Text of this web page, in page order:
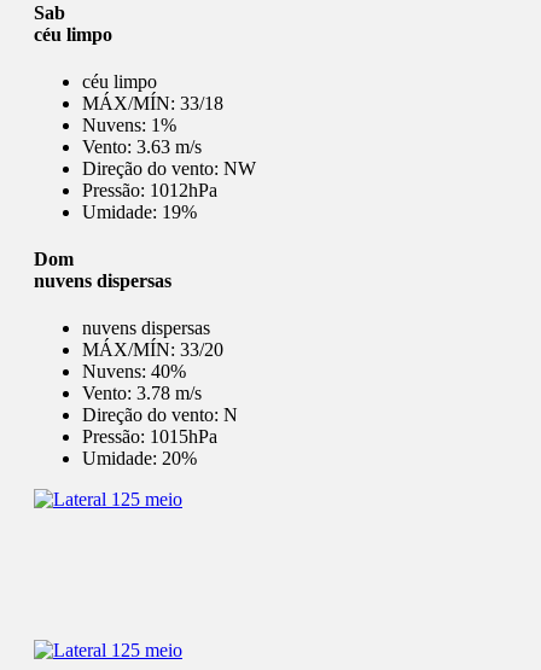
Sab
céu limpo
céu limpo
MÁX/MÍN: 33/18
Nuvens: 1%
Vento: 3.63 m/s
Direção do vento: NW
Pressão: 1012hPa
Umidade: 19%
Dom
nuvens dispersas
nuvens dispersas
MÁX/MÍN: 33/20
Nuvens: 40%
Vento: 3.78 m/s
Direção do vento: N
Pressão: 1015hPa
Umidade: 20%